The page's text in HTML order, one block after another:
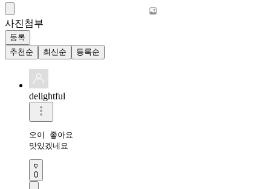
사진첨부
등록
추천순
최신순 등록순
delightful
오이 좋아요
맛있겠네요
0